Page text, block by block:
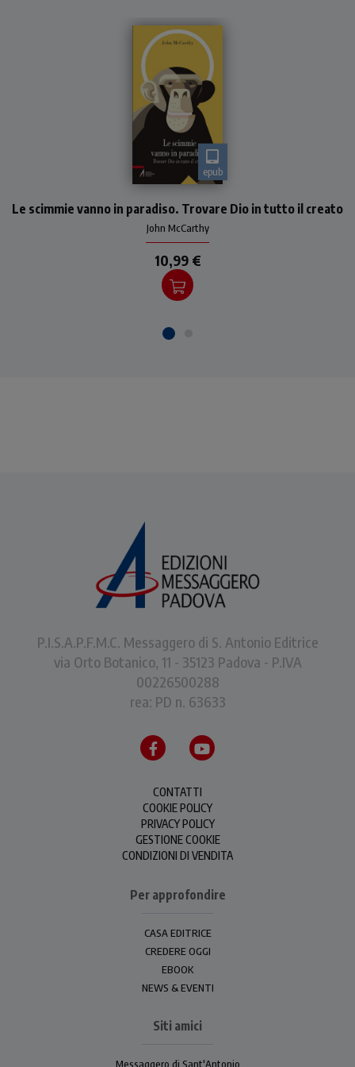
epub
credo, tra fede e scienza,
per padre John McCarthy è
materia di studio
appassionato e rigoroso
frutto
John McCarthy
Le scimmie vanno in paradiso. Trovare Dio in tutto il creato
10,99 €
P.I.S.A.P.F.M.C. Messaggero di S. Antonio Editrice
via Orto Botanico, 11 - 35123 Padova - P.IVA
00226500288
rea: PD n. 63633
CONTATTI
COOKIE POLICY
PRIVACY POLICY
GESTIONE COOKIE
CONDIZIONI DI VENDITA
Per approfondire
CASA EDITRICE
CREDERE OGGI
EBOOK
NEWS & EVENTI
Siti amici
Messaggero di Sant'Antonio